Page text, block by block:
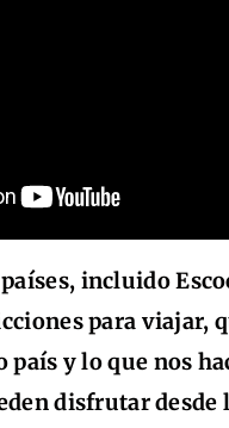
incluido
para viajar,
y lo que nos
disfrutar desde